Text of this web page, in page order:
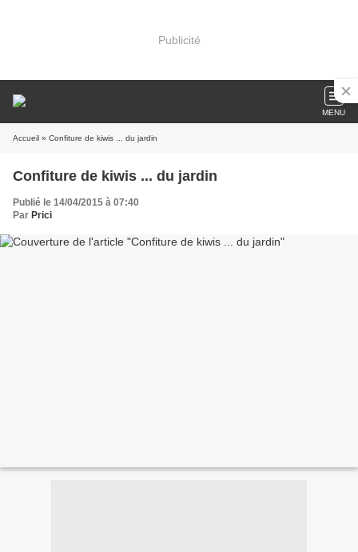
Publicité
MENU
Accueil » Confiture de kiwis ... du jardin
Confiture de kiwis ... du jardin
Publié le 14/04/2015 à 07:40
Par Prici